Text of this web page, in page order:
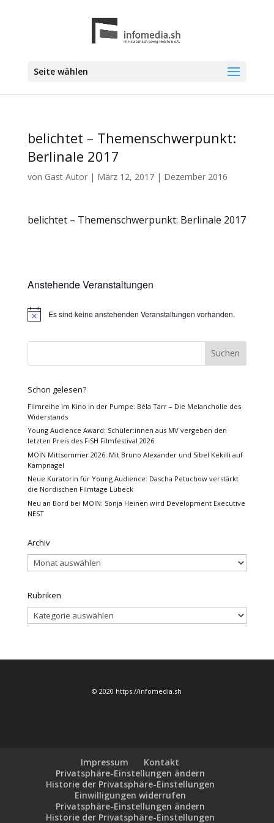
Seite wählen
belichtet – Themenschwerpunkt:
Berlinale 2017
von Gast Autor| März 12, 2017| Dezember 2016
belichtet – Themenschwerpunkt: Berlinale 2017
Anstehende Veranstaltungen
HinweisEs sind keine anstehenden Veranstaltungen vorhanden.
Schon gelesen?
Filmreihe im Kino in der Pumpe: Béla Tarr – Die Melancholie des
Widerstands
Young Audience Award: Schüler:innen aus MV vergeben den
letzten Preis des FiSH Filmfestival 2026
MOIN Mittsommer 2026: Mit Bruno Alexander und Sibel Kekilli auf
Kampnagel
Neue Kuratorin für Young Audience: Dascha Petuchow verstärkt
die Nordischen Filmtage Lübeck
Neu an Bord bei MOIN: Sonja Heinen wird Development Executive
NEST
Archiv
Archiv
Rubriken
Rubriken
© 2020 https://infomedia.sh
Impressum
Kontakt
Privatsphäre-Einstellungen ändern
Historie der Privatsphäre-Einstellungen
Einwilligungen widerrufen
Privatsphäre-Einstellungen ändern
Historie der Privatsphäre-Einstellungen